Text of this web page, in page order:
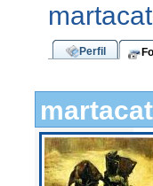
Perfil